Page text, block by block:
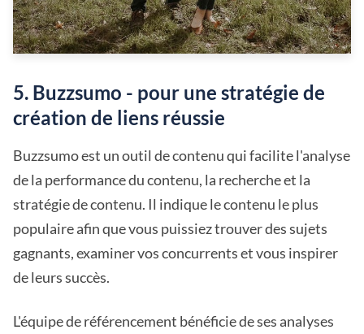
5. Buzzsumo - pour une stratégie de
création de liens réussie
Buzzsumo est un outil de contenu qui facilite l'analyse
de la performance du contenu, la recherche et la
stratégie de contenu. Il indique le contenu le plus
populaire afin que vous puissiez trouver des sujets
gagnants, examiner vos concurrents et vous inspirer
de leurs succès.
L'équipe de référencement bénéficie de ses analyses